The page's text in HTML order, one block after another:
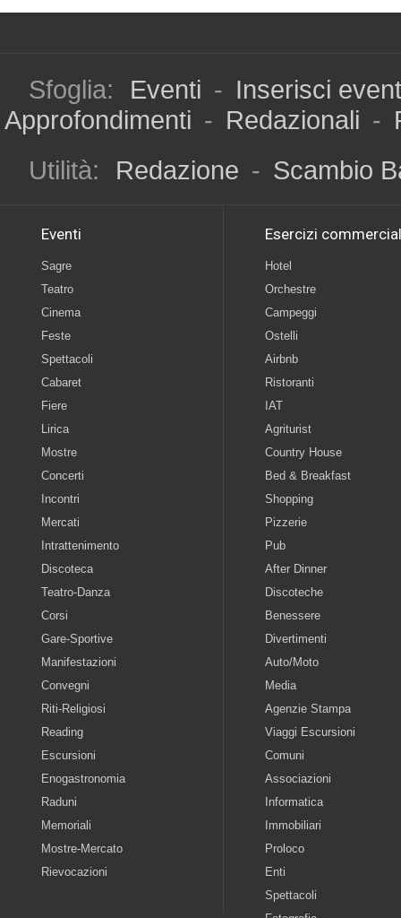
Sfoglia: Eventi - Inserisci
Approfondimenti - Redazionali -
Utilità:
Redazione - Scambio
Eventi
Sagre
Teatro
Cinema
Feste
Spettacoli
Cabaret
Fiere
Lirica
Mostre
Concerti
Incontri
Mercati
Intrattenimento
Discoteca
Teatro-Danza
Corsi
Gare-Sportive
Manifestazioni
Convegni
Riti-Religiosi
Reading
Escursioni
Enogastronomia
Raduni
Memoriali
Mostre-Mercato
Rievocazioni
Esercizi
Hotel
Orchestre
Campeggi
Ostelli
Airbnb
Ristoranti
IAT
Agriturist
Country House
Bed & Breakfast
Shopping
Pizzerie
Pub
After Dinner
Discoteche
Benessere
Divertimenti
Auto/Moto
Media
Agenzie Stampa
Viaggi Escursioni
Comuni
Associazioni
Informatica
Immobiliari
Proloco
Enti
Spettacoli